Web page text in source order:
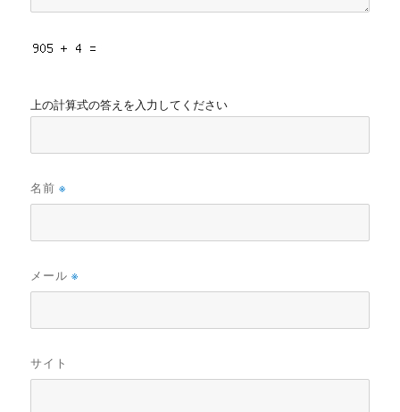
上の計算式の答えを入力してください
名前※
メール※
サイト